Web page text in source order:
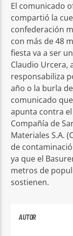
El comunicado
compartió la
confederación
con más de 48
fiesta va a ser
Claudio Urcera,
responsabiliza
año o la burla
comunicado
apunta contra
Compañía de
Materiales S.A.
de
ya que el
metros de
sostienen.
AUTOR